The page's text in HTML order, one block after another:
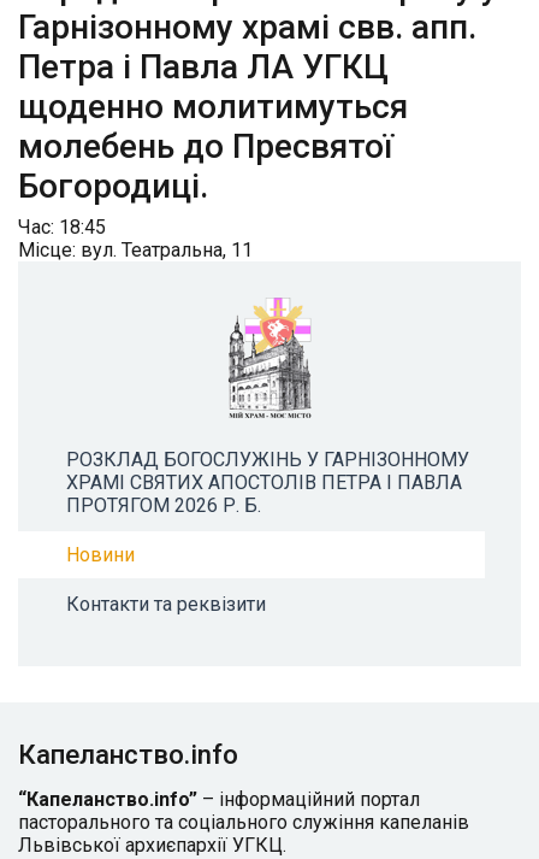
Гарнізонному храмі свв. апп.
Петра і Павла ЛА УГКЦ
щоденно молитимуться
молебень до Пресвятої
Богородиці.
Час: 18:45
Місце: вул. Театральна, 11
РОЗКЛАД БОГОСЛУЖІНЬ У ГАРНІЗОННОМУ
ХРАМІ СВЯТИХ АПОСТОЛІВ ПЕТРА І ПАВЛА
ПРОТЯГОМ 2026 Р. Б.
Новини
Контакти та реквізити
Капеланство.info
“Капеланство.info” – інформаційний портал
пасторального та соціального служіння капеланів
Львівської архиєпархії УГКЦ.